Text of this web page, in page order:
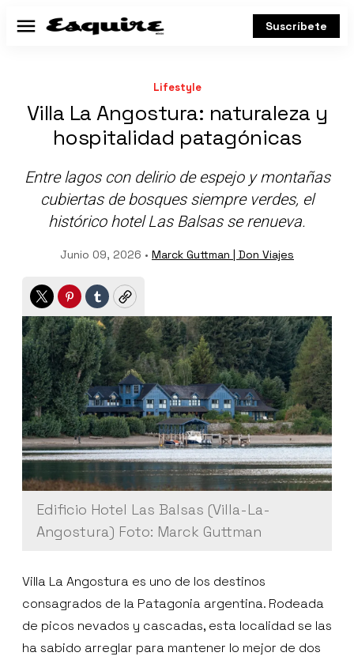
Menú Suscríbete
Lifestyle
Villa La Angostura: naturaleza y
hospitalidad patagónicas
Entre lagos con delirio de espejo y montañas
cubiertas de bosques siempre verdes, el
histórico hotel Las Balsas se renueva.
Junio 09, 2026 • Marck Guttman | Don Viajes
TwitterPinterest
TumblrCopy
Edificio Hotel Las Balsas (Villa-La-
Angostura) Foto: Marck Guttman
Villa La Angostura es uno de los destinos
consagrados de la Patagonia argentina. Rodeada
de picos nevados y cascadas, esta localidad se las
ha sabido arreglar para mantener lo mejor de dos